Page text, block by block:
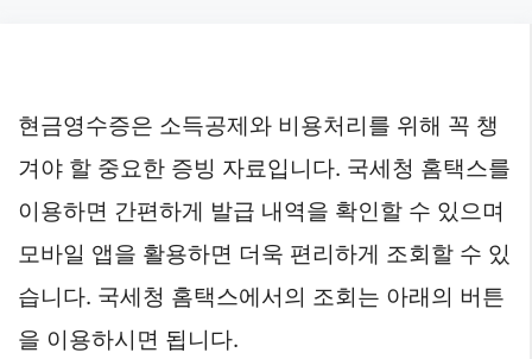
현금영수증은 소득공제와 비용처리를 위해 꼭 챙
겨야 할 중요한 증빙 자료입니다. 국세청 홈택스를
이용하면 간편하게 발급 내역을 확인할 수 있으며
모바일 앱을 활용하면 더욱 편리하게 조회할 수 있
습니다. 국세청 홈택스에서의 조회는 아래의 버튼
을 이용하시면 됩니다.